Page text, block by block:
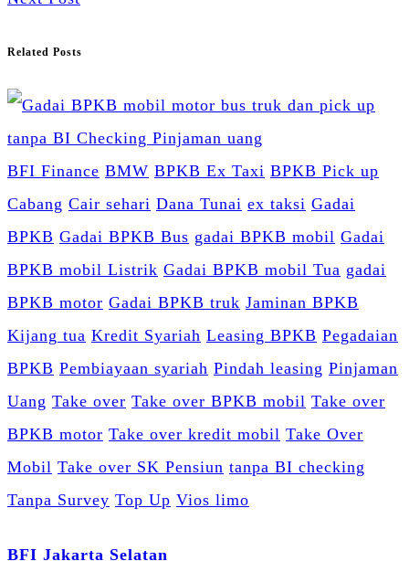
Related Posts
BFI Finance BMW BPKB Ex Taxi BPKB Pick up
Cabang Cair sehari Dana Tunai ex taksi Gadai
BPKB Gadai BPKB Bus gadai BPKB mobil Gadai
BPKB mobil Listrik Gadai BPKB mobil Tua gadai
BPKB motor Gadai BPKB truk Jaminan BPKB
Kijang tua Kredit Syariah Leasing BPKB Pegadaian
BPKB Pembiayaan syariah Pindah leasing Pinjaman
Uang Take over Take over BPKB mobil Take over
BPKB motor Take over kredit mobil Take Over
Mobil Take over SK Pensiun tanpa BI checking
Tanpa Survey Top Up Vios limo
BFI Jakarta Selatan